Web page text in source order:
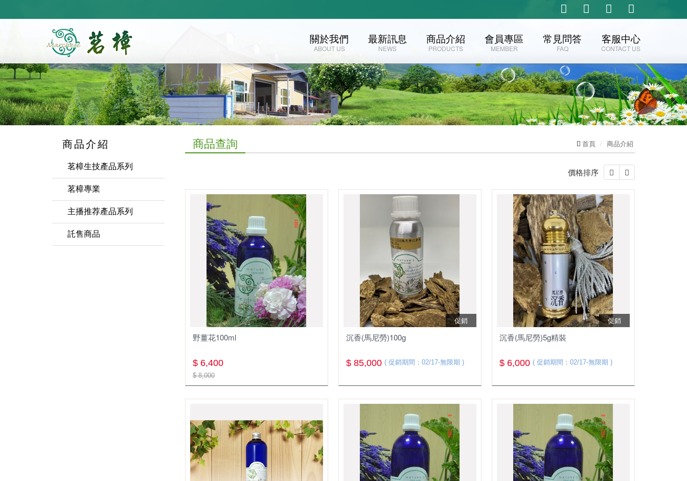
https://marchese.com.tw
關於我們
ABOUT US
最新訊息
NEWS
商品介紹
PRODUCTS
會員專區
MEMBER
常見問答
FAQ
客服中心
CONTACT US
首頁 商品介紹
商品介紹
茗樟生技產品系列
自產..精油及限量品
純露
精油
茗樟專業
植物精油代工
精油製程體驗
主播推荐產品系列
託售商品
商品查詢
價格排序
野薑花100ml
$ 6,400
$ 8,000
促銷
沉香(馬尼勞)100g
$ 85,000 ( 促銷期間：02/17-無限期 )
促銷
沉香(馬尼勞)5g精裝
$ 6,000 ( 促銷期間：02/17-無限期 )